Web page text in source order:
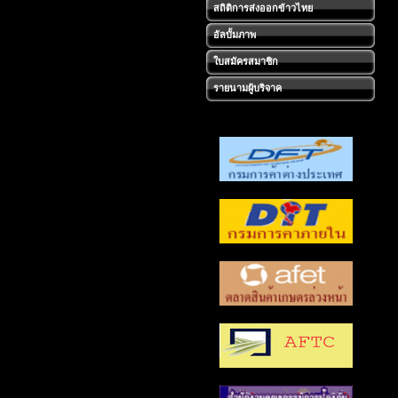
สถิติการส่งออกข้าวไทย
อัลบั้มภาพ
ใบสมัครสมาชิก
รายนามผู้บริจาค